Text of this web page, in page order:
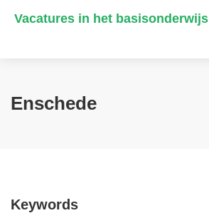
Vacatures in het basisonderwijs
Enschede
Keywords